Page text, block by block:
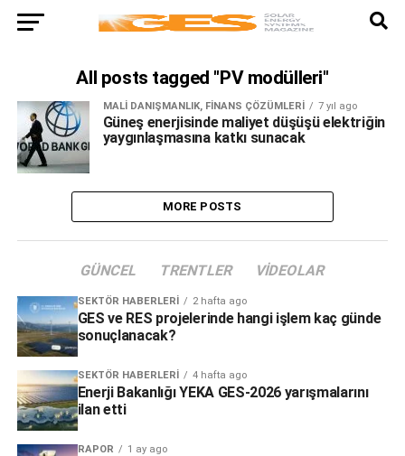
All posts tagged "PV modülleri"
MALI DANIŞMANLIK, FINANS ÇÖZÜMLERI 7 yıl ago
Güneş enerjisinde maliyet düşüşü elektriğin
yaygınlaşmasına katkı sunacak
MORE POSTS
GÜNCEL TRENTLER VIDEOLAR
SEKTÖR HABERLERI 2 hafta ago
GES ve RES projelerinde hangi işlem kaç günde
sonuçlanacak?
SEKTÖR HABERLERI 4 hafta ago
Enerji Bakanlığı YEKA GES-2026 yarışmalarını
ilan etti
RAPOR 1 ay ago